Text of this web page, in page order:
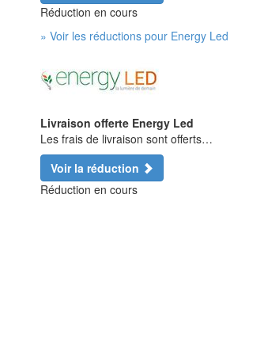
Réduction en cours
» Voir les réductions pour Energy Led
Livraison offerte Energy Led
Les frais de livraison sont offerts…
Voir la réduction
Réduction en cours